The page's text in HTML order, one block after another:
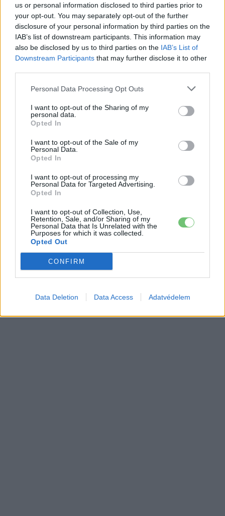
us or personal information disclosed to third parties prior to
your opt-out. You may separately opt-out of the further
disclosure of your personal information by third parties on the
IAB’s list of downstream participants. This information may
also be disclosed by us to third parties on the IAB’s List of
Downstream Participants that may further disclose it to other
Personal Data Processing Opt Outs
I want to opt-out of the Sharing of my
personal data.
Opted In
I want to opt-out of the Sale of my
Personal Data.
Opted In
I want to opt-out of processing my
Personal Data for Targeted Advertising.
Opted In
I want to opt-out of Collection, Use,
Retention, Sale, and/or Sharing of my
Personal Data that Is Unrelated with the
Purposes for which it was collected.
Opted Out
CONFIRM
Data Deletion Data Access Adatvédelem
Elektromos
autó
97,6 százalékon áll Norvégia
villanyautó-aránya – közben
átrendeződött a márkák sorrendje